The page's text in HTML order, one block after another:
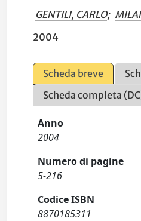
GENTILI, CARLO;
2004
Scheda breve
Scheda completa
Anno
2004
Numero di pagine
5-216
Codice ISBN
8870185311